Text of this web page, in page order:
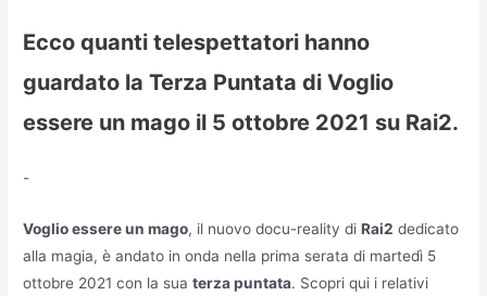
Ecco quanti telespettatori hanno
guardato la Terza Puntata di Voglio
essere un mago il 5 ottobre 2021 su Rai2.
-
Voglio essere un mago, il nuovo docu-reality diRai2 dedicato
alla magia, è andato in onda nella prima serata di martedì 5
ottobre 2021 con la suaterza puntata. Scopri qui i relativi